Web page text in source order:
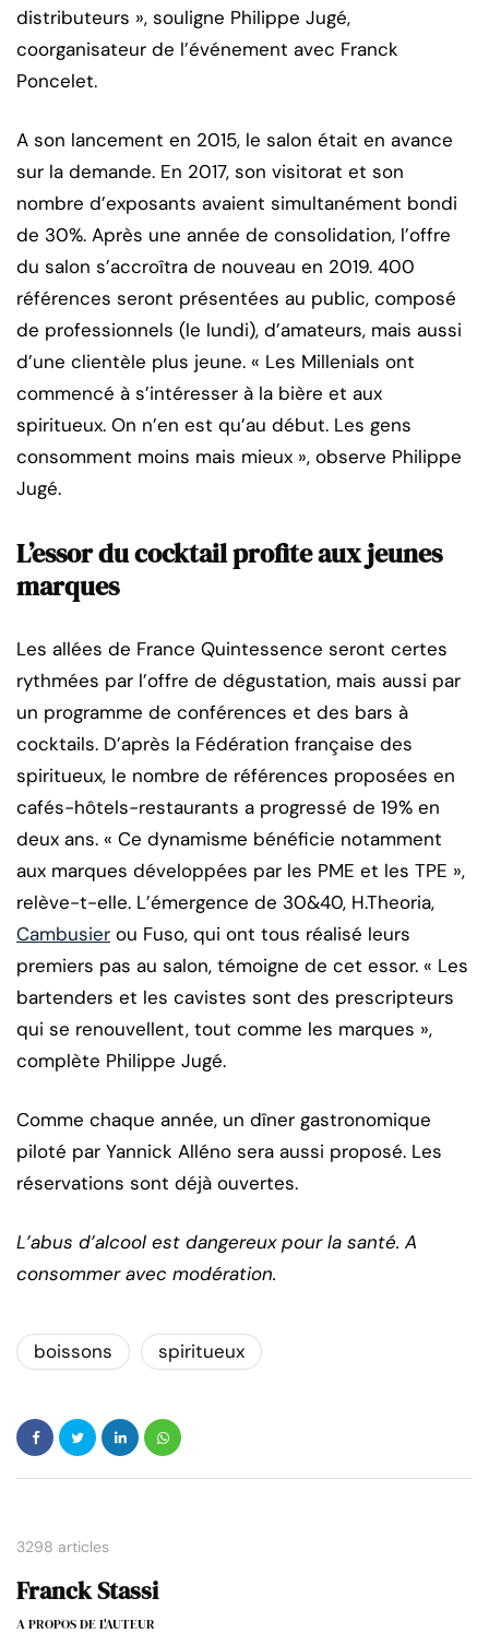
distributeurs », souligne Philippe Jugé,
coorganisateur de l’événement avec Franck
Poncelet.
A son lancement en 2015, le salon était en avance
sur la demande. En 2017, son visitorat et son
nombre d’exposants avaient simultanément bondi
de 30%. Après une année de consolidation, l’offre
du salon s’accroîtra de nouveau en 2019. 400
références seront présentées au public, composé
de professionnels (le lundi), d’amateurs, mais aussi
d’une clientèle plus jeune. « Les Millenials ont
commencé à s’intéresser à la bière et aux
spiritueux. On n’en est qu’au début. Les gens
consomment moins mais mieux », observe Philippe
Jugé.
L’essor du cocktail profite aux jeunes
marques
Les allées de France Quintessence seront certes
rythmées par l’offre de dégustation, mais aussi par
un programme de conférences et des bars à
cocktails. D’après la Fédération française des
spiritueux, le nombre de références proposées en
cafés-hôtels-restaurants a progressé de 19% en
deux ans. « Ce dynamisme bénéficie notamment
aux marques développées par les PME et les TPE »,
relève-t-elle. L’émergence de 30&40, H.Theoria,
Cambusier ou Fuso, qui ont tous réalisé leurs
premiers pas au salon, témoigne de cet essor. « Les
bartenders et les cavistes sont des prescripteurs
qui se renouvellent, tout comme les marques »,
complète Philippe Jugé.
Comme chaque année, un dîner gastronomique
piloté par Yannick Alléno sera aussi proposé. Les
réservations sont déjà ouvertes.
L’abus d’alcool est dangereux pour la santé. A
consommer avec modération.
boissons spiritueux
3298 articles
Franck Stassi
A PROPOS DE L'AUTEUR